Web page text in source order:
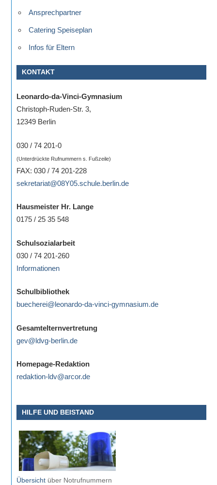
Ansprechpartner
Catering Speiseplan
Infos für Eltern
KONTAKT
Leonardo-da-Vinci-Gymnasium
Christoph-Ruden-Str. 3,
12349 Berlin
030 / 74 201-0
(Unterdrückte Rufnummern s. Fußzeile)
FAX: 030 / 74 201-228
sekretariat@08Y05.schule.berlin.de
Hausmeister Hr. Lange
0175 / 25 35 548
Schulsozialarbeit
030 / 74 201-260
Informationen
Schulbibliothek
buecherei@leonardo-da-vinci-gymnasium.de
Gesamtelternvertretung
gev@ldvg-berlin.de
Homepage-Redaktion
redaktion-ldv@arcor.de
HILFE UND BEISTAND
Übersichtüber Notrufnummern